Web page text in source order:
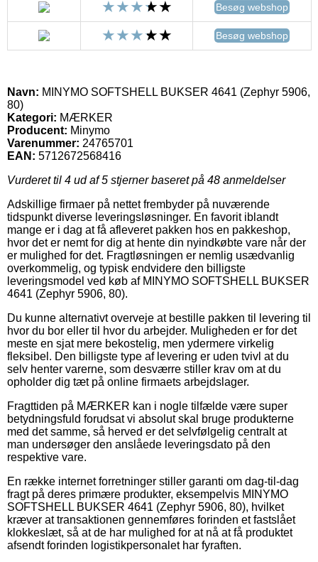
Besøg webshop
Besøg webshop
Navn: MINYMO SOFTSHELL BUKSER 4641 (Zephyr 5906,
80)
Kategori: MÆRKER
Producent: Minymo
Varenummer: 24765701
EAN: 5712672568416
Vurderet til 4 ud af 5 stjerner baseret på 48 anmeldelser
Adskillige firmaer på nettet frembyder på nuværende
tidspunkt diverse leveringsløsninger. En favorit iblandt
mange er i dag at få afleveret pakken hos en pakkeshop,
hvor det er nemt for dig at hente din nyindkøbte vare når der
er mulighed for det. Fragtløsningen er nemlig usædvanlig
overkommelig, og typisk endvidere den billigste
leveringsmodel ved køb af MINYMO SOFTSHELL BUKSER
4641 (Zephyr 5906, 80).
Du kunne alternativt overveje at bestille pakken til levering til
hvor du bor eller til hvor du arbejder. Muligheden er for det
meste en sjat mere bekostelig, men ydermere virkelig
fleksibel. Den billigste type af levering er uden tvivl at du
selv henter varerne, som desværre stiller krav om at du
opholder dig tæt på online firmaets arbejdslager.
Fragttiden på MÆRKER kan i nogle tilfælde være super
betydningsfuld forudsat vi absolut skal bruge produkterne
med det samme, så herved er det selvfølgelig centralt at
man undersøger den anslåede leveringsdato på den
respektive vare.
En række internet forretninger stiller garanti om dag-til-dag
fragt på deres primære produkter, eksempelvis MINYMO
SOFTSHELL BUKSER 4641 (Zephyr 5906, 80), hvilket
kræver at transaktionen gennemføres forinden et fastslået
klokkeslæt, så at de har mulighed for at nå at få produktet
afsendt forinden logistikpersonalet har fyraften.